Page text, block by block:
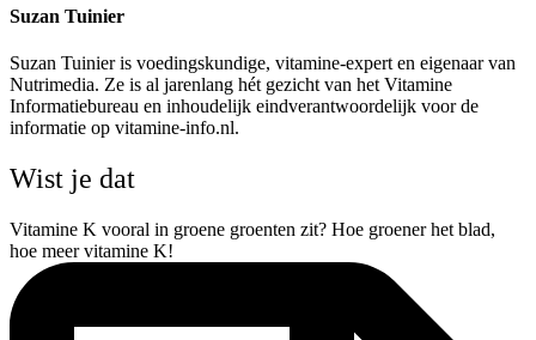
Suzan Tuinier
Suzan Tuinier is voedingskundige, vitamine-expert en eigenaar van
Nutrimedia. Ze is al jarenlang hét gezicht van het Vitamine
Informatiebureau en inhoudelijk eindverantwoordelijk voor de
informatie op vitamine-info.nl.
Wist je dat
Vitamine K vooral in groene groenten zit? Hoe groener het blad,
hoe meer vitamine K!